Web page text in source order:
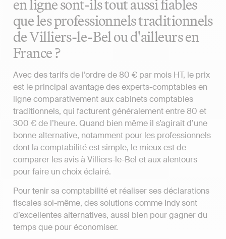
en ligne sont-ils tout aussi fiables
que les professionnels traditionnels
de Villiers-le-Bel ou d'ailleurs en
France ?
Avec des tarifs de l’ordre de 80 € par mois HT, le prix
est le principal avantage des experts-comptables en
ligne comparativement aux cabinets comptables
traditionnels, qui facturent généralement entre 80 et
300 € de l’heure. Quand bien même il s’agirait d’une
bonne alternative, notamment pour les professionnels
dont la comptabilité est simple, le mieux est de
comparer les avis à Villiers-le-Bel et aux alentours
pour faire un choix éclairé.
Pour tenir sa comptabilité et réaliser ses déclarations
fiscales soi-même, des solutions comme Indy sont
d’excellentes alternatives, aussi bien pour gagner du
temps que pour économiser.